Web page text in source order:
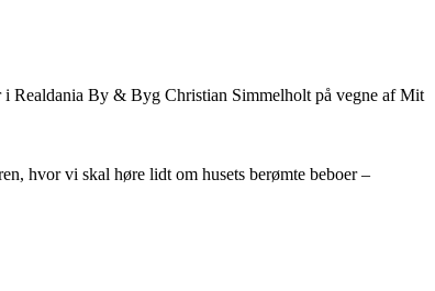
Realdania By & Byg Christian Simmelholt på vegne af Mit
hvor vi skal høre lidt om husets berømte beboer –